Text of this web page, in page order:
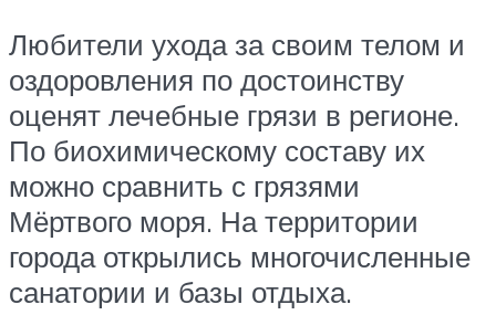
Любители ухода за своим телом и
оздоровления по достоинству
оценят лечебные грязи в регионе.
По биохимическому составу их
можно сравнить с грязями
Мёртвого моря. На территории
города открылись многочисленные
санатории и базы отдыха.